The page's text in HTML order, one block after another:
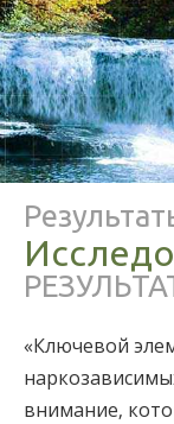
«Ключевой
внимание,